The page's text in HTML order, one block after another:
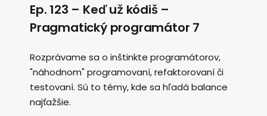
Ep. 123 – Keď už kódiš –
Pragmatický programátor 7
Rozprávame sa o inštinkte programátorov,
"náhodnom" programovaní, refaktorovaní či
testovaní. Sú to témy, kde sa hľadá balance
najťažšie.